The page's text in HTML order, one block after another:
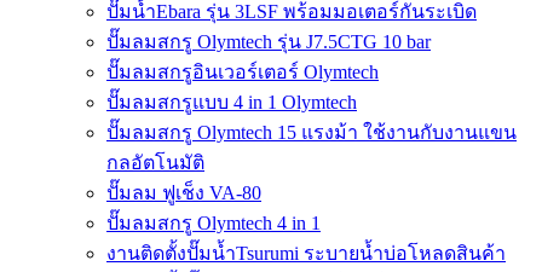
ปั๊มน้ำEbara รุ่น 3LSF พร้อมมอเตอร์กันระเบิด
ปั๊มลมสกรู Olymtech รุ่น J7.5CTG 10 bar
ปั๊มลมสกรูอินเวอร์เตอร์ Olymtech
ปั๊มลมสกรูแบบ 4 in 1 Olymtech
ปั๊มลมสกรู Olymtech 15 แรงม้า ใช้งานกับงานแขน
กลอัตโนมัติ
ปั๊มลม ฟูเช็ง VA-80
ปั๊มลมสกรู Olymtech 4 in 1
งานติดตั้งปั๊มน้ำTsurumi ระบายน้ำบ่อโหลดสินค้า